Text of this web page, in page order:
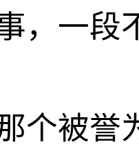
，一段
个被誉